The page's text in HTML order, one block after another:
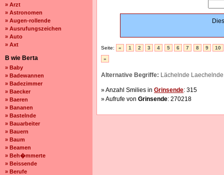
» Arzt
» Astronomen
» Augen-rollende
» Ausrufungszeichen
» Auto
» Axt
B wie Berta
» Baby
» Badewannen
» Badezimmer
» Baecker
» Baeren
» Bananen
» Bastelnde
» Bauarbeiter
» Bauern
» Baum
» Beamen
» Beh�mmerte
» Beissende
» Berufe
Seite: « 1 2 3 4 5 6 7 8 9
10
»
Alternative Begriffe: Lächelnde Laechelnde
» Anzahl Smilies in Grinsende: 315
» Aufrufe von Grinsende: 270218